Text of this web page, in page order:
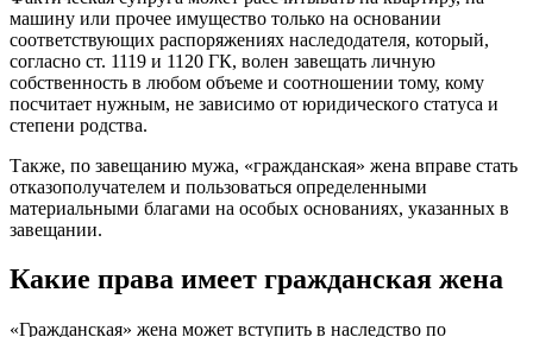
машину или прочее имущество только на основании
соответствующих распоряжениях наследодателя, который,
согласно ст. 1119 и 1120 ГК, волен завещать личную
собственность в любом объеме и соотношении тому, кому
посчитает нужным, не зависимо от юридического статуса и
степени родства.
Также, по завещанию мужа, «гражданская» жена вправе стать
отказополучателем и пользоваться определенными
материальными благами на особых основаниях, указанных в
завещании.
Какие права имеет гражданская жена
«Гражданская» жена может вступить в наследство по